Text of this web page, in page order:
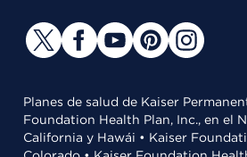
Planes de salud de Kaiser
Foundation Health Plan, Inc., en el
California y Hawái • Kaiser